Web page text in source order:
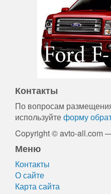
Контакты
По вопросам
используйтеформу
Copyright © avto-all.com
Меню
Контакты
О сайте
Карта сайта